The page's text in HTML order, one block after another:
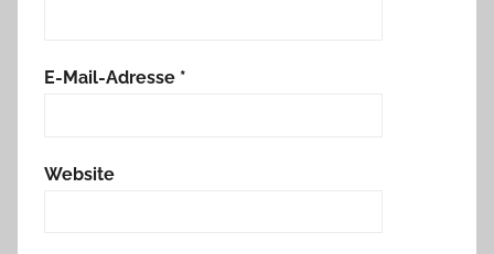
E-Mail-Adresse *
Website